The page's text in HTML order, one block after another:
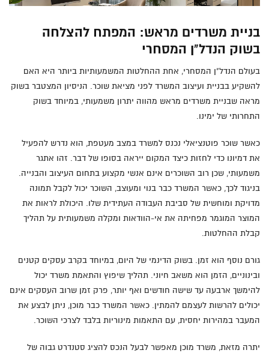
בניית משרדים מראש: המפתח להצלחה
בשוק הנדל"ן המסחרי
בעולם הנדל"ן המסחרי, אחת ההחלטות המשמעותיות ביותר היא האם
להשקיע בבניית ועיצוב המשרד לפני מציאת שוכר. הניסיון המצטבר בשוק
מראה שבניית משרדים מראש מהווה יתרון משמעותי, במיוחד בשוק
התחרותי של ימינו.
כאשר שוכר פוטנציאלי נכנס למשרד במצב מעטפת, הוא נדרש להפעיל
את דמיונו כדי לחזות כיצד המקום ייראה בסופו של דבר. זהו אתגר
משמעותי, שכן רוב השוכרים אינם אנשי מקצוע בתחום העיצוב והבנייה.
בניגוד לכך, כאשר המשרד כבר בנוי ומעוצב, השוכר יכול לקבל תמונה
מדויקת ומוחשית של סביבת העבודה העתידית שלו. היכולת לראות את
המוצר המוגמר מפחיתה את אי-הוודאות ומקלה משמעותית על תהליך
קבלת ההחלטות.
גורם נוסף הוא זמן. בשוק הדינמי של היום, במיוחד בקרב עסקים קטנים
ובינוניים, הזמן הוא משאב חיוני. תהליך שיפוץ והתאמת משרד יכול
להימשך ארבעה עד שישה חודשים ואף יותר, פרק זמן שרוב העסקים אינם
יכולים להרשות לעצמם להמתין. כאשר המשרד כבר מוכן, ניתן לבצע את
המעבר במהירות יחסית, עם התאמות מינוריות בלבד לצרכי השוכר.
יתרה מזאת, משרד מוכן מאפשר לבעל הנכס להציג סטנדרט גבוה של